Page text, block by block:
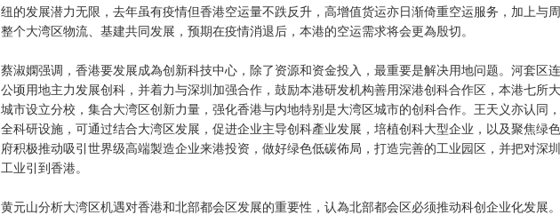
纽的发展潜力无限，去年虽有疫情但香港空运量不跌反升，高增值货运亦日渐倚重空运服务，加上与
整个大湾区物流、基建共同发展，预期在疫情消退后，本港的空运需求将会更為殷切。
蔡淑嫻强调，香港要发展成為创新科技中心，除了资源和资金投入，最重要是解决用地问题。河套区
公顷用地主力发展创科，并着力与深圳加强合作，鼓励本港研发机构善用深港创科合作区，本港七所
城市设立分校，集合大湾区创新力量，强化香港与内地特别是大湾区城市的创科合作。王天义亦认同
全科研设施，可通过结合大湾区发展，促进企业主导创科產业发展，培植创科大型企业，以及聚焦绿
府积极推动吸引世界级高端製造企业来港投资，做好绿色低碳佈局，打造完善的工业园区，并把对深
工业引到香港。
黄元山分析大湾区机遇对香港和北部都会区发展的重要性，认為北部都会区必须推动科创企业化发展